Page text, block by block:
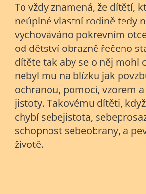
To vždy znamená, že dítětí,
neúplné vlastní rodině tedy
vychováváno pokrevním
od dětství obrazně řečeno
dítěte tak aby se o něj mohl
nebyl mu na blízku jak
ochranou, pomocí, vzorem
jistoty. Takovému dítěti,
chybí sebejistota,
schopnost sebeobrany, a
životě.